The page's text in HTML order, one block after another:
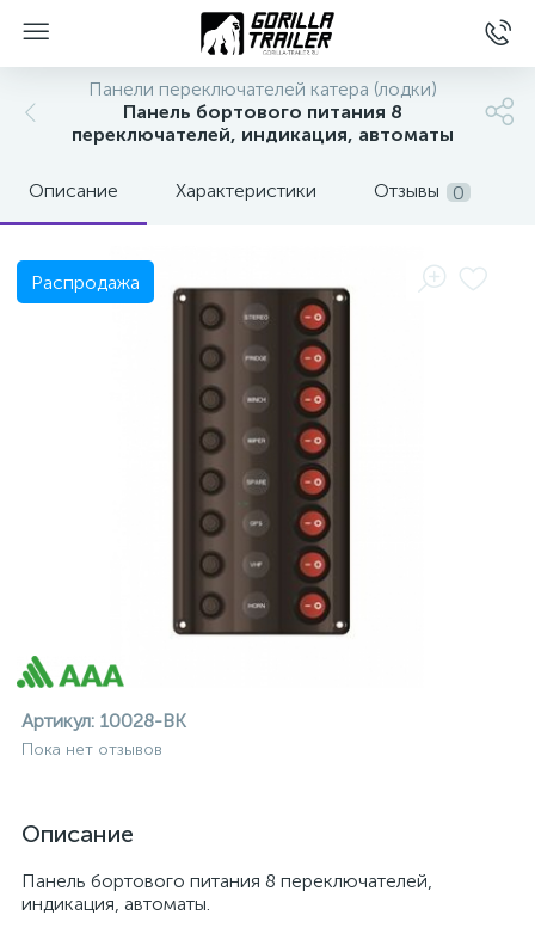
Панели переключателей катера (лодки)
Панель бортового питания 8
переключателей, индикация, автоматы
Описание Характеристики Отзывы 0
Распродажа
Артикул: 10028-BK
Пока нет отзывов
Описание
Панель бортового питания 8 переключателей,
индикация, автоматы.